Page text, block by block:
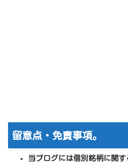
留意点・免責事項。
当ブログには個別銘柄に関